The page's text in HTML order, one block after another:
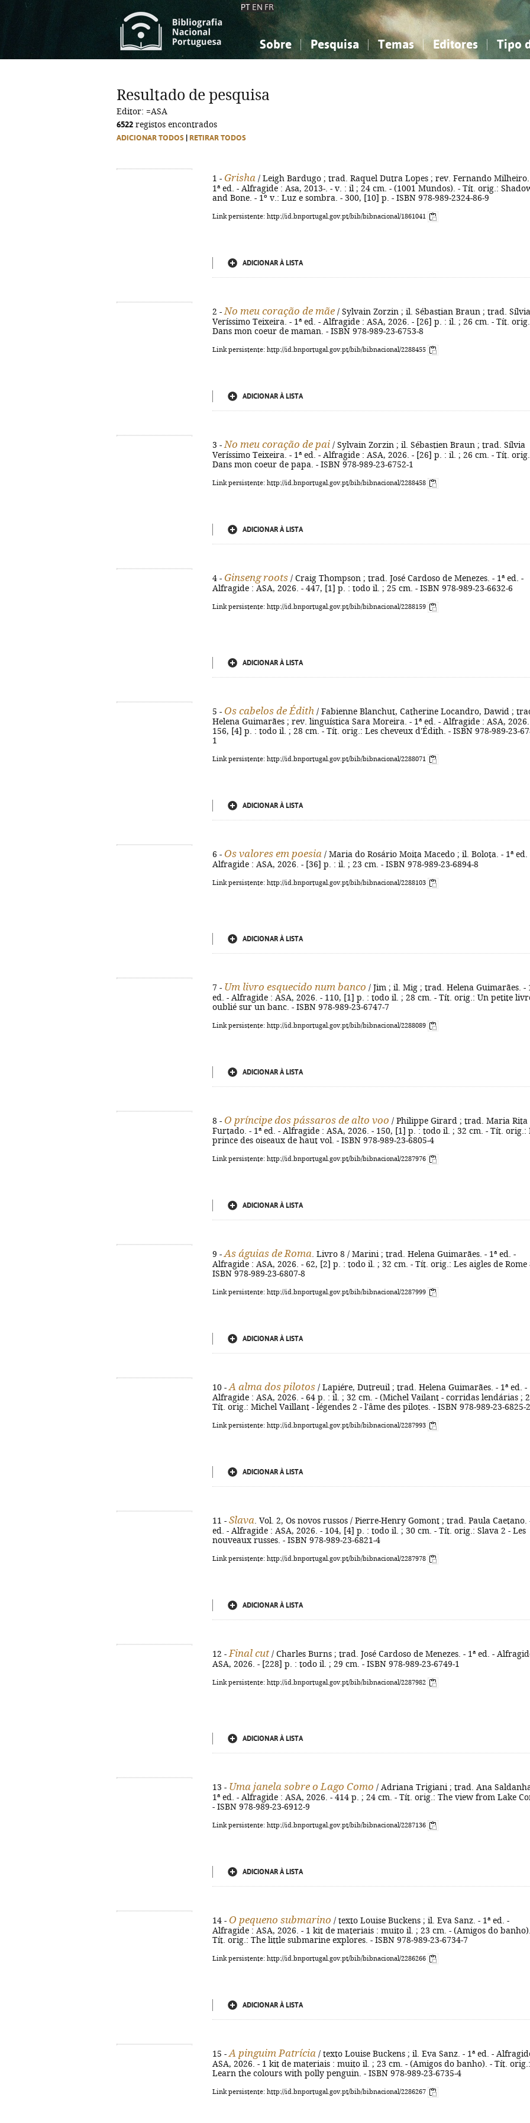
PT EN FR
Sobre Pesquisa Temas
Ciências sociais...
Editores Tipo
Ciências sociais...
Resultado de pesquisa
Editor: =ASA
6522 registos encontrados
ADICIONAR TODOS RETIRAR TODOS
1 - Grisha / Leigh Bardugo ; trad. Raquel Dutra Lopes ; rev. Fernando
1ª ed. - Alfragide : Asa, 2013-. - v. : il ; 24 cm. - (1001 Mundos). - Tít. orig.:
and Bone. - 1º v.: Luz e sombra. - 300, [10] p. - ISBN 978-989-2324-86-9
Link persistente: http://id.bnportugal.gov.pt/bib/bibnacional/1861041
ADICIONAR À LISTA
2 - No meu coração de mãe / Sylvain Zorzin ; il. Sébastian Braun ; trad. Sílvia
Veríssimo Teixeira. - 1ª ed. - Alfragide : ASA, 2026. - [26] p. : il. ; 26 cm. - Tít.
Dans mon coeur de maman. - ISBN 978-989-23-6753-8
Link persistente: http://id.bnportugal.gov.pt/bib/bibnacional/2288455
ADICIONAR À LISTA
3 - No meu coração de pai / Sylvain Zorzin ; il. Sébastien Braun ; trad. Sílvia
Veríssimo Teixeira. - 1ª ed. - Alfragide : ASA, 2026. - [26] p. : il. ; 26 cm. - Tít.
Dans mon coeur de papa. - ISBN 978-989-23-6752-1
Link persistente: http://id.bnportugal.gov.pt/bib/bibnacional/2288458
ADICIONAR À LISTA
4 - Ginseng roots / Craig Thompson ; trad. José Cardoso de Menezes. - 1ª ed. -
Alfragide : ASA, 2026. - 447, [1] p. : todo il. ; 25 cm. - ISBN 978-989-23-6632-6
Link persistente: http://id.bnportugal.gov.pt/bib/bibnacional/2288159
ADICIONAR À LISTA
5 - Os cabelos de Édith / Fabienne Blanchut, Catherine Locandro, Dawid ;
Helena Guimarães ; rev. linguística Sara Moreira. - 1ª ed. - Alfragide : ASA,
156, [4] p. : todo il. ; 28 cm. - Tít. orig.: Les cheveux d'Édith. - ISBN 978-989-23-
1
Link persistente: http://id.bnportugal.gov.pt/bib/bibnacional/2288071
ADICIONAR À LISTA
6 - Os valores em poesia / Maria do Rosário Moita Macedo ; il. Bolota. - 1ª ed.
Alfragide : ASA, 2026. - [36] p. : il. ; 23 cm. - ISBN 978-989-23-6894-8
Link persistente: http://id.bnportugal.gov.pt/bib/bibnacional/2288103
ADICIONAR À LISTA
7 - Um livro esquecido num banco / Jim ; il. Mig ; trad. Helena Guimarães. -
ed. - Alfragide : ASA, 2026. - 110, [1] p. : todo il. ; 28 cm. - Tít. orig.: Un petite
oublié sur un banc. - ISBN 978-989-23-6747-7
Link persistente: http://id.bnportugal.gov.pt/bib/bibnacional/2288089
ADICIONAR À LISTA
8 - O príncipe dos pássaros de alto voo / Philippe Girard ; trad. Maria Rita
Furtado. - 1ª ed. - Alfragide : ASA, 2026. - 150, [1] p. : todo il. ; 32 cm. - Tít. orig.:
prince des oiseaux de haut vol. - ISBN 978-989-23-6805-4
Link persistente: http://id.bnportugal.gov.pt/bib/bibnacional/2287976
ADICIONAR À LISTA
9 - As águias de Roma . Livro 8 / Marini ; trad. Helena Guimarães. - 1ª ed. -
Alfragide : ASA, 2026. - 62, [2] p. : todo il. ; 32 cm. - Tít. orig.: Les aigles de Rome
ISBN 978-989-23-6807-8
Link persistente: http://id.bnportugal.gov.pt/bib/bibnacional/2287999
ADICIONAR À LISTA
10 - A alma dos pilotos / Lapiére, Dutreuil ; trad. Helena Guimarães. - 1ª ed. -
Alfragide : ASA, 2026. - 64 p. : il. ; 32 cm. - (Michel Vailant - corridas lendárias ;
Tít. orig.: Michel Vaillant - légendes 2 - l'âme des pilotes. - ISBN 978-989-23-6825-2
Link persistente: http://id.bnportugal.gov.pt/bib/bibnacional/2287993
ADICIONAR À LISTA
11 - Slava . Vol. 2, Os novos russos / Pierre-Henry Gomont ; trad. Paula Caetano.
ed. - Alfragide : ASA, 2026. - 104, [4] p. : todo il. ; 30 cm. - Tít. orig.: Slava 2 - Les
nouveaux russes. - ISBN 978-989-23-6821-4
Link persistente: http://id.bnportugal.gov.pt/bib/bibnacional/2287978
ADICIONAR À LISTA
12 - Final cut/ Charles Burns ; trad. José Cardoso de Menezes. - 1ª ed. -
ASA, 2026. - [228] p. : todo il. ; 29 cm. - ISBN 978-989-23-6749-1
Link persistente: http://id.bnportugal.gov.pt/bib/bibnacional/2287982
ADICIONAR À LISTA
13 - Uma janela sobre o Lago Como / Adriana Trigiani ; trad. Ana
1ª ed. - Alfragide : ASA, 2026. - 414 p. ; 24 cm. - Tít. orig.: The view from Lake
- ISBN 978-989-23-6912-9
Link persistente: http://id.bnportugal.gov.pt/bib/bibnacional/2287136
ADICIONAR À LISTA
14 - O pequeno submarino / texto Louise Buckens ; il. Eva Sanz. - 1ª ed. -
Alfragide : ASA, 2026. - 1 kit de materiais : muito il. ; 23 cm. - (Amigos do
Tít. orig.: The little submarine explores. - ISBN 978-989-23-6734-7
Link persistente: http://id.bnportugal.gov.pt/bib/bibnacional/2286266
ADICIONAR À LISTA
15 - A pinguim Patrícia / texto Louise Buckens ; il. Eva Sanz. - 1ª ed. -
ASA, 2026. - 1 kit de materiais : muito il. ; 23 cm. - (Amigos do banho). - Tít. orig.:
Learn the colours with polly penguin. - ISBN 978-989-23-6735-4
Link persistente: http://id.bnportugal.gov.pt/bib/bibnacional/2286267